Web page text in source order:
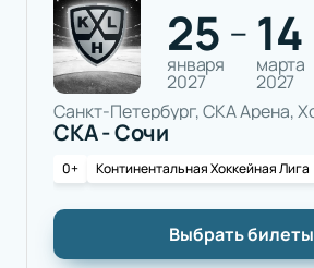
25
января
2027
— 14
марта
2027
СКА - Сочи
0+ Континентальная Хоккейная Лига
Выбрать билеты